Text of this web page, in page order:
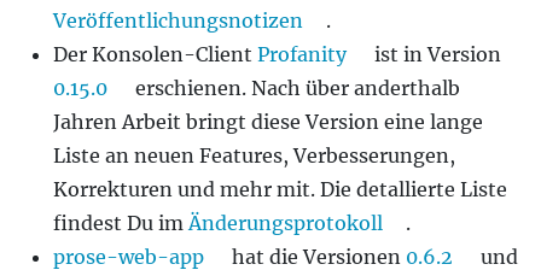
Veröffentlichungsnotizen
.
Der Konsolen-Client Profanity
ist in Version
0.15.0
erschienen. Nach über anderthalb
Jahren Arbeit bringt diese Version eine lange
Liste an neuen Features, Verbesserungen,
Korrekturen und mehr mit. Die detallierte Liste
findest Du imÄnderungsprotokoll
.
prose-web-app
hat die Versionen 0.6.2
und